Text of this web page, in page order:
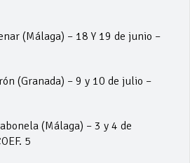
(Málaga) – 18 Y 19 de junio –
(Granada) – 9 y 10 de julio –
(Málaga) – 3 y 4 de
5